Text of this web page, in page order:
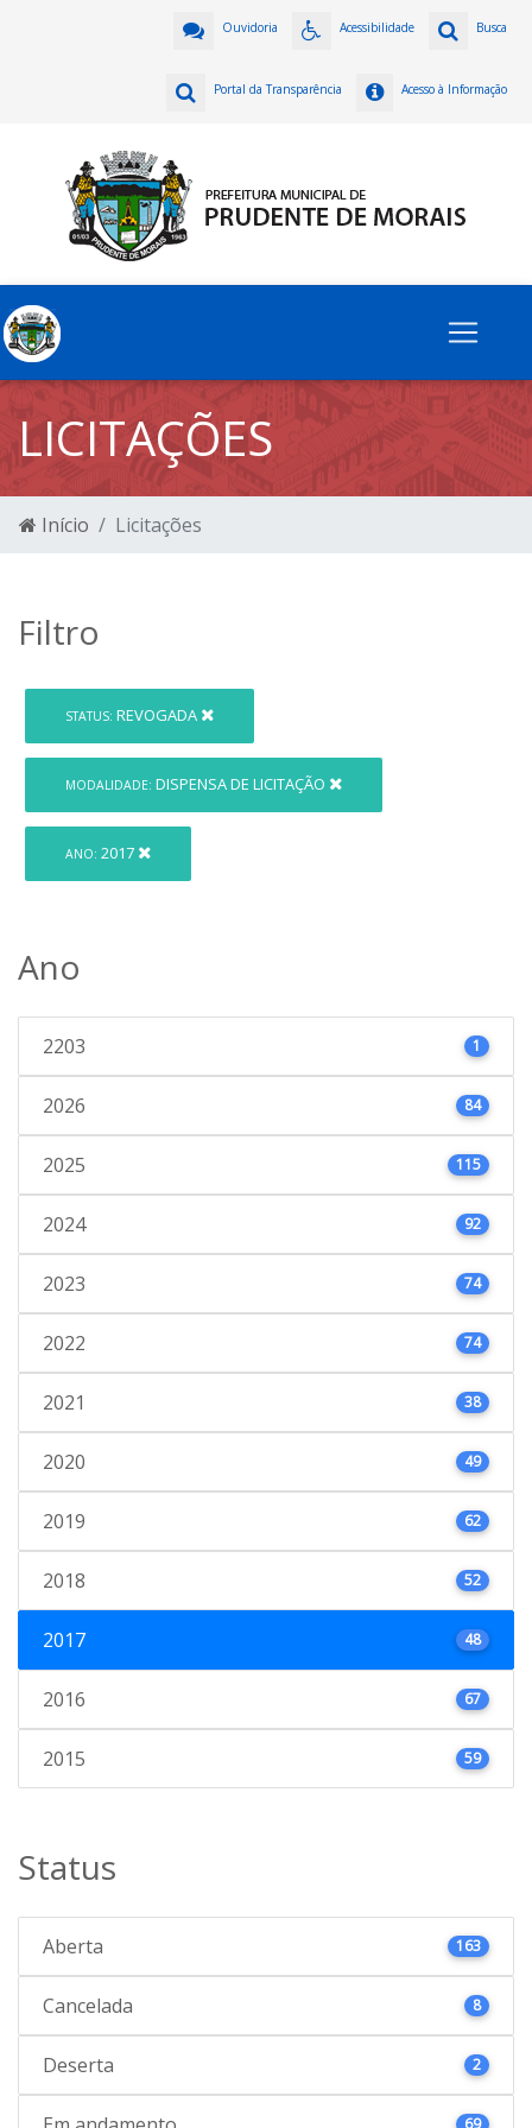
Busca
Acessibilidade
Ouvidoria
Acesso à Informação
Portal da Transparência
LICITAÇÕES
Início Licitações
Filtro
STATUS: REVOGADA
MODALIDADE: DISPENSA DE LICITAÇÃO
ANO: 2017
Ano
2203 1
2026 84
2025 115
2024 92
2023 74
2022 74
2021 38
2020 49
2019 62
2018 52
2017 48
2016 67
2015 59
Status
Aberta 163
Cancelada 8
Deserta 2
69